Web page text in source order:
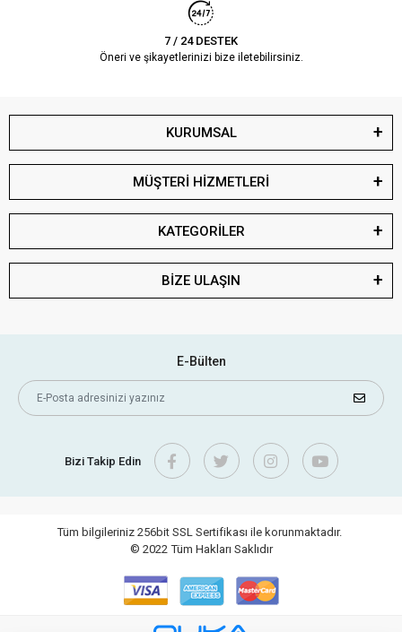
7 / 24 DESTEK
Öneri ve şikayetlerinizi bize iletebilirsiniz.
KURUMSAL
MÜŞTERİ HİZMETLERİ
KATEGORİLER
BİZE ULAŞIN
E-Bülten
Bizi Takip Edin
Tüm bilgileriniz 256bit SSL Sertifikası ile korunmaktadır.
© 2022 Tüm Hakları Saklıdır